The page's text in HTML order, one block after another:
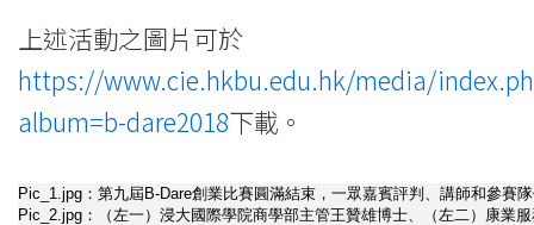
上述活動之圖片可於
https://www.cie.hkbu.edu.hk/media/
album=b-dare2018下載。
Pic_1.jpg： 第九屆B-Dare創業比賽圓滿結束，一眾嘉賓評判、講師和參賽
Pic_2.jpg：
（左一）浸大國際學院商學部主管王贊雄博士、（左二）康業